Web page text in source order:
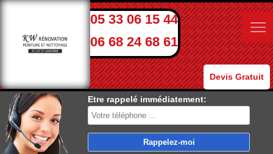
05 33 06 15 44
06 68 24 68 61
Devis Gratuit
Etre rappelé immédiatement: